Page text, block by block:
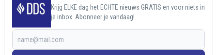
Krijg ELKE dag het ECHTE nieuws GRATIS en voor niets in
je inbox. Abonneer je vandaag!